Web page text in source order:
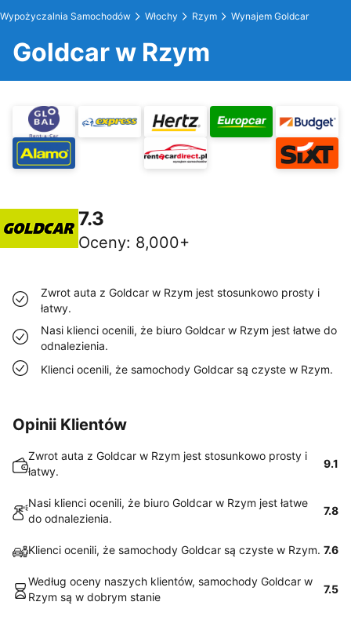
Wypożyczalnia Samochodów Włochy Rzym Wynajem Goldcar
Goldcar w Rzym
7.3
Oceny: 8,000+
Zwrot auta z Goldcar w Rzym jest stosunkowo prosty i
łatwy.
Nasi klienci ocenili, że biuro Goldcar w Rzym jest łatwe do
odnalezienia.
Klienci ocenili, że samochody Goldcar są czyste w Rzym.
Opinii Klientów
Zwrot auta z Goldcar w Rzym jest stosunkowo prosty i
łatwy.
9.1
Nasi klienci ocenili, że biuro Goldcar w Rzym jest łatwe
do odnalezienia.
7.8
Klienci ocenili, że samochody Goldcar są czyste w Rzym. 7.6
Według oceny naszych klientów, samochody Goldcar w
Rzym są w dobrym stanie
7.5